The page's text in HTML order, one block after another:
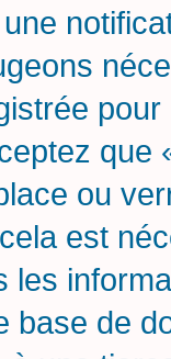
ou
est
les
base de